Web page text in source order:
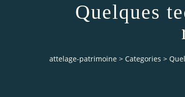
Quelques
attelage-patrimoine > Categories >